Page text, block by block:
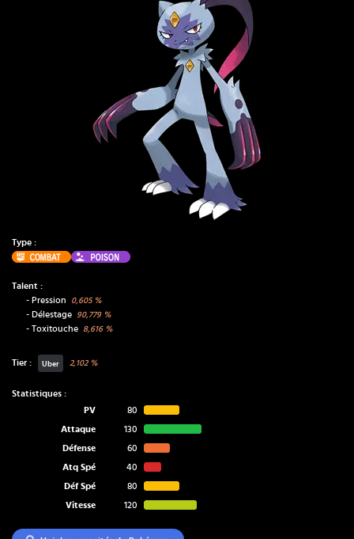
Type :
Combat
Poison
Talent :
- Pression 0,605%
- Délestage 90,779%
- Toxitouche 8,616%
Tier : Uber 2,102%
Statistiques :
PV
80
Attaque
130
Défense
60
Atq Spé
40
Déf Spé
80
Vitesse
120